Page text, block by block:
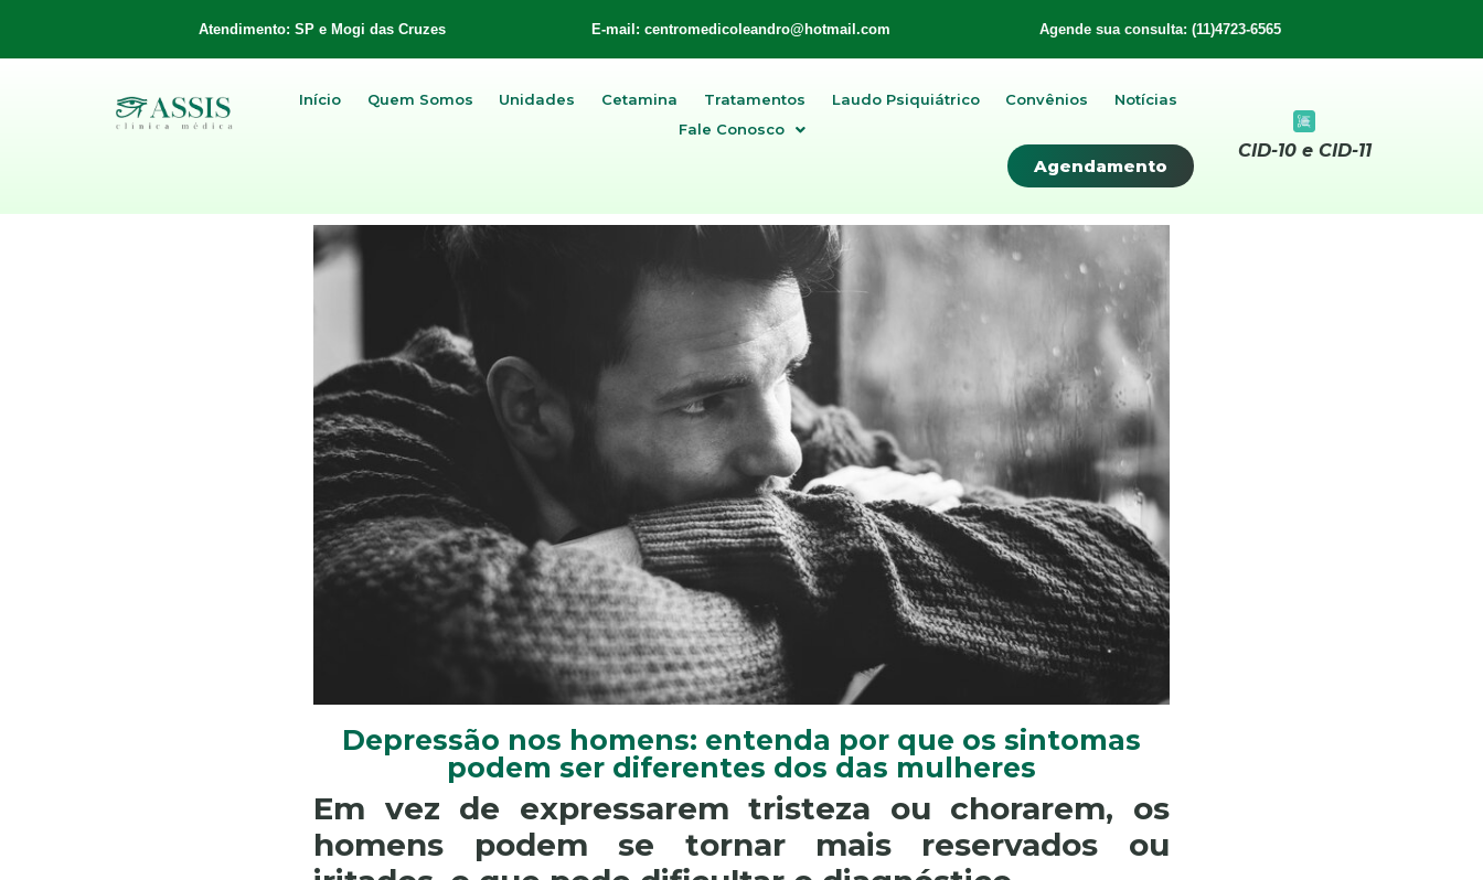
Atendimento: SP e Mogi das Cruzes E-mail: centromedicoleandro@hotmail.com Agende sua consulta: (11)4723-6565
Início Quem Somos Unidades Cetamina Tratamentos Laudo Psiquiátrico Convênios
Notícias
Fale Conosco
Agendamento
CID-10 e CID-11
Depressão nos homens: entenda por que os sintomas
podem ser diferentes dos das mulheres
Em vez de expressarem tristeza ou chorarem, os
homens podem se tornar mais reservados ou